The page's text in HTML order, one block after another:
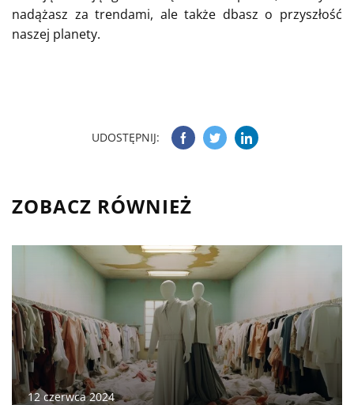
nadążasz za trendami, ale także dbasz o przyszłość
naszej planety.
UDOSTĘPNIJ:
ZOBACZ RÓWNIEŻ
12 czerwca 2024